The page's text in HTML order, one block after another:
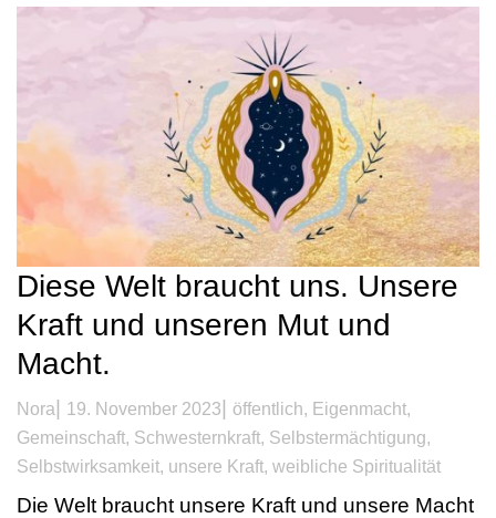
Diese Welt braucht uns. Unsere
Kraft und unseren Mut und
Macht.
Nora| 19. November 2023| öffentlich, Eigenmacht,
Gemeinschaft, Schwesternkraft, Selbstermächtigung,
Selbstwirksamkeit, unsere Kraft, weibliche Spiritualität
Die Welt braucht unsere Kraft und unsere Macht